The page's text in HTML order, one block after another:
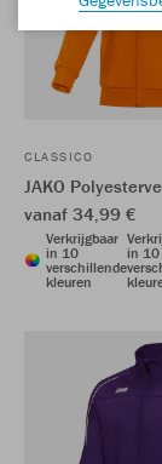
CLASSICO
JAKO
vanaf 34,99 €
Verkrijgbaar
in 10
verschillende
kleuren
in 10